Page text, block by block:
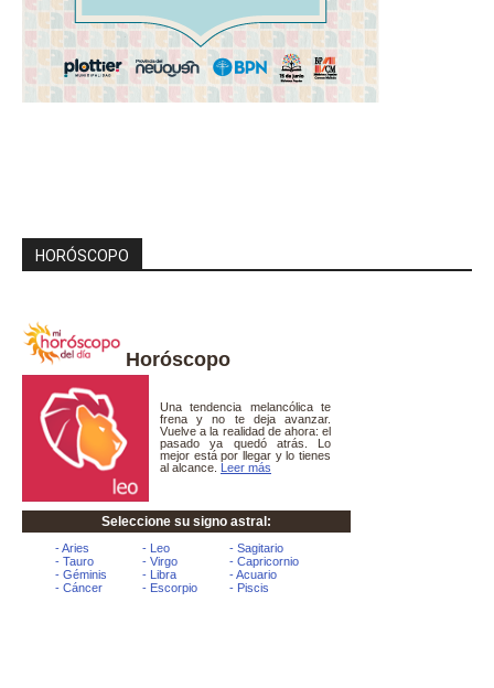
HORÓSCOPO
Horóscopo